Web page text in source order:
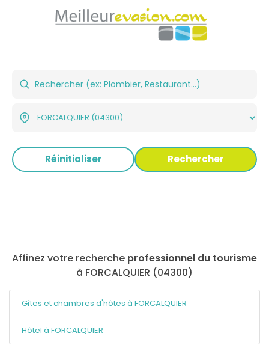
Réinitialiser Rechercher
Affinez votre recherche professionnel du tourisme
à FORCALQUIER (04300)
Gîtes et chambres d'hôtes à FORCALQUIER
Hôtel à FORCALQUIER